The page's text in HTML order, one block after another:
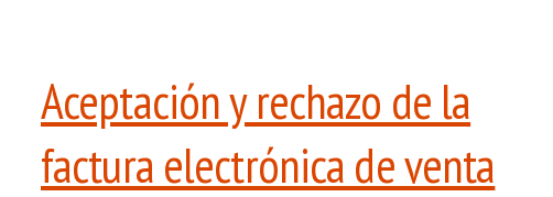
Aceptación y rechazo de la
factura electrónica de venta